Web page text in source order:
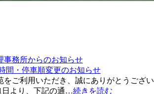
事務所からのお知らせ
間・停車順変更のお知らせ
をご利用いただき、誠にありがとうござい
日より、下記の通…続きを読む